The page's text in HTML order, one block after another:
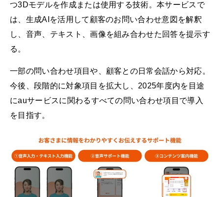
つ3Dモデルを作成または使用する技術。本サービスで
は、生成AIを活用して顧客のお問い合わせ意図を解釈
し、音声、テキスト、画像を組み合わせた回答を提示す
る。
一部の問い合わせ項目や、顧客との日常会話から対応。
今後、段階的に対象項目を拡大し、2025年度内を目途
にauサービスに関わるすべての問い合わせ項目で導入
を目指す。